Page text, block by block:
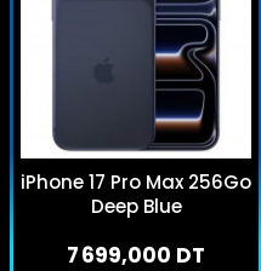
iPhone 17 Pro Max 256Go
Deep Blue
7 699,000 DT